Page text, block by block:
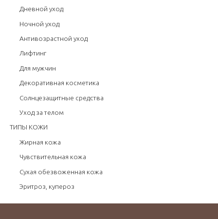
Дневной уход
Ночной уход
Антивозрастной уход
Лифтинг
Для мужчин
Декоративная косметика
Солнцезащитные средства
Уход за телом
ТИПЫ КОЖИ
Жирная кожа
Чувствительная кожа
Сухая обезвоженная кожа
Эритроз, купероз